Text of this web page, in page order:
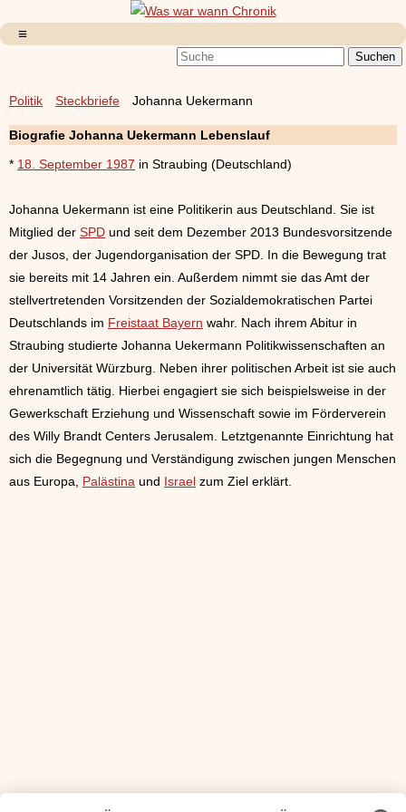
Politik Steckbriefe Johanna Uekermann
Biografie Johanna Uekermann Lebenslauf
* 18. September 1987 in Straubing (Deutschland)
Johanna Uekermann ist eine Politikerin aus Deutschland. Sie ist
Mitglied der SPD und seit dem Dezember 2013 Bundesvorsitzende
der Jusos, der Jugendorganisation der SPD. In die Bewegung trat
sie bereits mit 14 Jahren ein. Außerdem nimmt sie das Amt der
stellvertretenden Vorsitzenden der Sozialdemokratischen Partei
Deutschlands im Freistaat Bayern wahr. Nach ihrem Abitur in
Straubing studierte Johanna Uekermann Politikwissenschaften an
der Universität Würzburg. Neben ihrer politischen Arbeit ist sie auch
ehrenamtlich tätig. Hierbei engagiert sie sich beispielsweise in der
Gewerkschaft Erziehung und Wissenschaft sowie im Förderverein
des Willy Brandt Centers Jerusalem. Letztgenannte Einrichtung hat
sich die Begegnung und Verständigung zwischen jungen Menschen
aus Europa, Palästina und Israel zum Ziel erklärt.